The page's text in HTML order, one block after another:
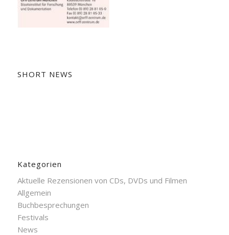
SHORT NEWS
Kategorien
Aktuelle Rezensionen von CDs, DVDs und Filmen
Allgemein
Buchbesprechungen
Festivals
News